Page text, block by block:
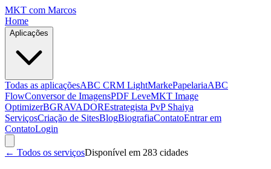
MKT com Marcos
Home
Aplicações
Todas as aplicaçõesABC CRM LightMarkePapelariaABC
FlowConversor de ImagensPDF LeveMKT Image
OptimizerBGRAVADOREstrategista PvP Shaiya
ServiçosCriação de SitesBlogBiografiaContatoEntrar em
ContatoLogin
← Todos os serviçosDisponível em 283 cidades